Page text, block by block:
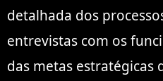
detalhada dos
entrevistas com os
das metas estratégicas